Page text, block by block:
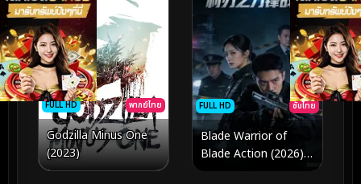
FULL HD พากย์ไทย
Godzilla Minus One
(2023)
FULL HD ซับไทย
Blade Warrior of
Blade Action (2026)